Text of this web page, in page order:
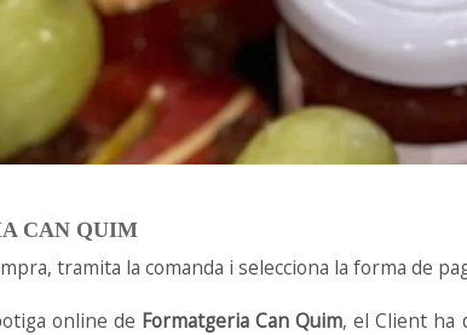
CAN QUIM
tramita la comanda i selecciona la forma de
online de Formatgeria Can Quim, el Client ha